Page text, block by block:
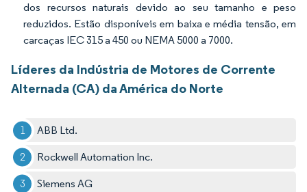
dos recursos naturais devido ao seu tamanho e peso
reduzidos. Estão disponíveis em baixa e média tensão, em
carcaças IEC 315 a 450 ou NEMA 5000 a 7000.
Líderes da Indústria de Motores de Corrente
Alternada (CA) da América do Norte
ABB Ltd.
Rockwell Automation Inc.
Siemens AG